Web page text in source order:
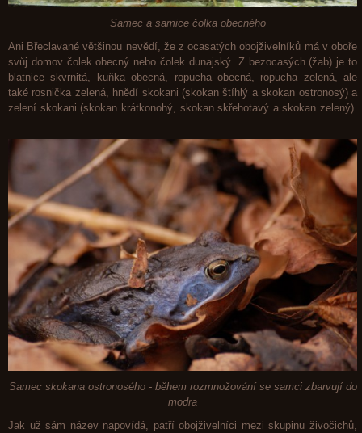
Samec a samice čolka obecného
Ani Břeclavané většinou nevědí, že z ocasatých obojživelníků má v oboře
svůj domov čolek obecný nebo čolek dunajský. Z bezocasých (žab) je to
blatnice skvrnitá, kuňka obecná, ropucha obecná, ropucha zelená, ale
také rosnička zelená, hnědí skokani (skokan štíhlý a skokan ostronosý) a
zelení skokani (skokan krátkonohý, skokan skřehotavý a skokan zelený).
Samec skokana ostronosého - během rozmnožování se samci zbarvují do
modra
Jak už sám název napovídá, patří obojživelníci mezi skupinu živočichů,